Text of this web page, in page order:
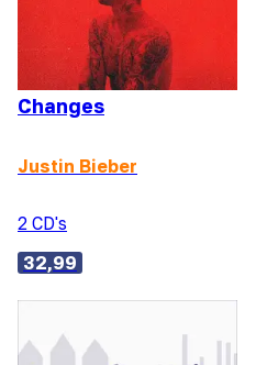
Changes
Justin Bieber
2 CD's
32,99